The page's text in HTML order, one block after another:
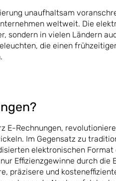
unaufhaltsam
weltweit. Die
sondern in vielen Ländern
die einen
E-Rechnungen,
Im Gegensatz zu
elektronischen
Effizienzgewinne durch die
präzisere und